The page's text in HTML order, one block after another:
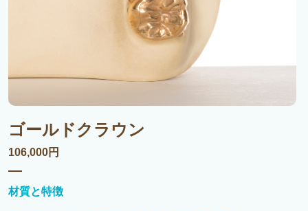
ゴールドクラウン
106,000円
材質と特徴